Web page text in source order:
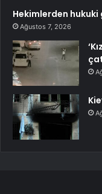
Hekimlerden hukuki
Ağustos 7, 2026